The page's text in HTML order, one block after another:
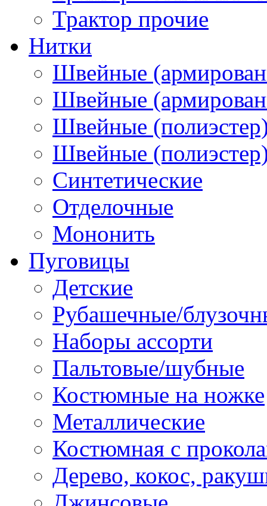
Трактор прочие
Нитки
Швейные
Швейные
Швейные
Швейные
Синтетические
Отделочные
Мононить
Пуговицы
Детские
Рубашечные/
Наборы ассорти
Пальтовые/шубные
Костюмные на ножке
Металлические
Костюмная с
Дерево, кокос,